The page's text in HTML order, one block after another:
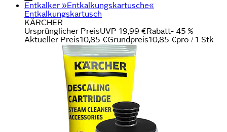
Entkalker »Entkalkungskartusche«
Entkalkungskartusch
KÄRCHER
Ursprünglicher PreisUVP 19,99 €Rabatt- 45 %
Aktueller Preis10,85 €Grundpreis10,85 €pro / 1 Stk